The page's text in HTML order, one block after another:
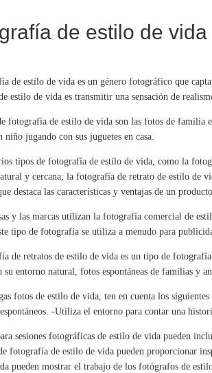
de estilo de vida
de estilo de vida es un género fotográfico que
estilo de vida es transmitir una sensación de
fotografía de estilo de vida son las fotos de familia
niño jugando con sus juguetes en casa.
tipos de fotografía de estilo de vida, como la
y cercana; la fotografía de retrato de estilo de
destaca las características y ventajas de un
y las marcas utilizan la fotografía comercial de
tipo de fotografía se utiliza a menudo para
de retratos de estilo de vida es un tipo de
su entorno natural, fotos espontáneas de familias y
fotos de estilo de vida, ten en cuenta los
-Utiliza el entorno para contar una
sesiones fotográficas de estilo de vida pueden
fotografía de estilo de vida pueden proporcionar
pueden mostrar el trabajo de los fotógrafos de